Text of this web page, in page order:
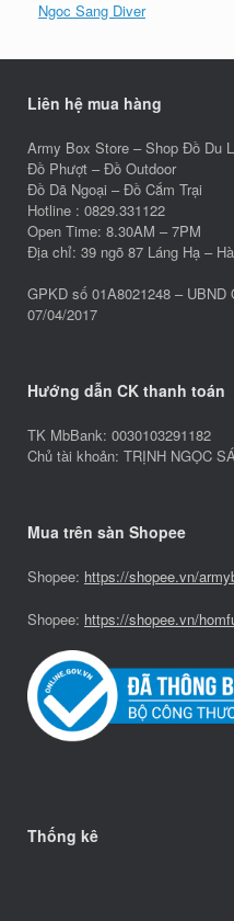
Ngoc Sang Diver
Liên hệ mua hàng
Army Box Store – Shop Đồ Du
Đồ Phượt – Đồ Outdoor
Đồ Dã Ngoại – Đồ Cắm Trại
Hotline : 0829.331122
Open Time: 8.30AM – 7PM
Địa chỉ: 39 ngõ 87 Láng Hạ –
GPKD số 01A8021248 –
07/04/2017
Hướng dẫn CK thanh toán
TK MbBank: 0030103291182
Chủ tài khoản: TRỊNH NGỌC
Mua trên sàn Shopee
Shopee: https://shopee.vn/
Shopee: https://shopee.vn/
Thống kê